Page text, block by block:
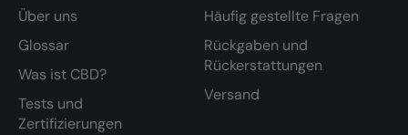
Über uns
Glossar
Was ist CBD?
Tests und
Zertifizierungen
Häufig gestellte Fragen
Rückgaben und
Rückerstattungen
Versand